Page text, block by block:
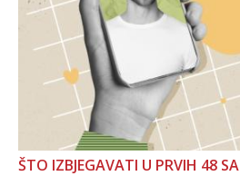
ŠTO IZBJEGAVATI U PRVIH 48